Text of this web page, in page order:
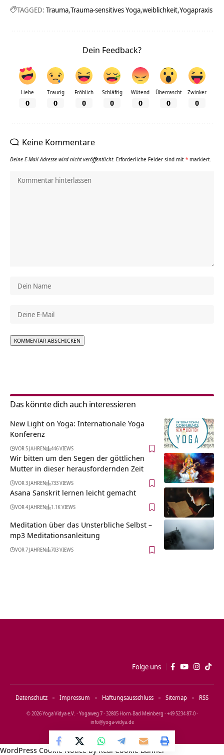
TAGGED: Trauma Trauma-sensitives Yoga weiblichkeit Yogapraxis
Dein Feedback?
Liebe
0
Traurig
0
Fröhlich
0
Schläfrig
0
Wütend
0
Überrascht
0
Zwinker
0
Keine Kommentare
Deine E-Mail-Adresse wird nicht veröffentlicht. Erforderliche Felder sind mit * markiert.
Das könnte dich auch interessieren
New Light on Yoga: Internationale Yoga
Konferenz
VOR 5 JAHREN 446 VIEWS
Wir bitten um den Segen der göttlichen
Mutter in dieser herausfordernden Zeit
VOR 3 JAHREN 733 VIEWS
Asana Sanskrit lernen leicht gemacht
VOR 4 JAHREN 1.1K VIEWS
Meditation über das Unsterbliche Selbst –
mp3 Meditationsanleitung
VOR 7 JAHREN 703 VIEWS
Folge uns
© 2026 Yoga Vidya e.V. · Yogaweg 7 · 32805 Horn‑Bad Meinberg · +49 5234 87‑0 ·
info@yoga‑vidya.de
Datenschutz Impressum Haftungsausschluss Sitemap RSS
WordPress Cookie Notice by Real Cookie Banner